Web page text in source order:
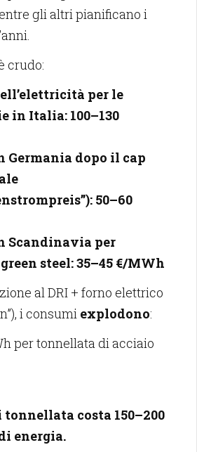
gli altri pianificano i
crudo:
per le
in Italia: 100–130
Germania dopo il cap
50–60
Scandinavia per
steel: 35–45 €/MWh
al DRI + forno elettrico
i consumi explodono:
per tonnellata di acciaio
costa 150–200
energia.